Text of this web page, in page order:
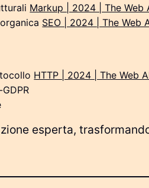
Markup | 2024 | The Web
SEO | 2024 | The Web
HTTP | 2024 | The Web
esperta,